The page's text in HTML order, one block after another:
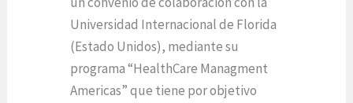
Universidad Internacional de Florida
(Estado Unidos), mediante su
programa “HealthCare Managment
Americas” que tiene por objetivo